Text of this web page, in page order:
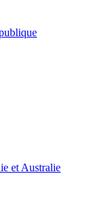
et Australie